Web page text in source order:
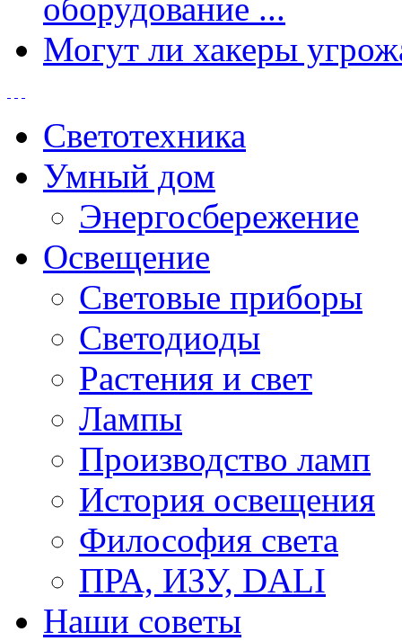
оборудование ...
Могут ли хакеры
Светотехника
Умный дом
Энергосбережение
Освещение
Световые приборы
Светодиоды
Растения и свет
Лампы
Производство ламп
История освещения
Философия света
ПРА, ИЗУ, DALI
Наши советы